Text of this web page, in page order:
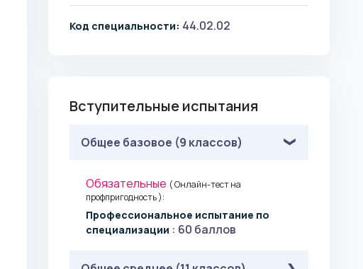
Код специальности: 44.02.02
Вступительные испытания
Общее базовое (9 классов)
Обязательные ( Онлайн-тест на
профпригодность ):
Профессиональное испытание по
специализации : 60 баллов